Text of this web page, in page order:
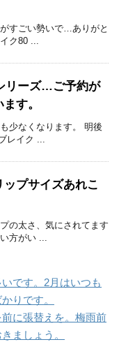
すごい勢いで…ありがと
ク80 ...
リーズ…ご予約が
す。
少なくなります。 明後
レイク ...
プサイズあれこ
の太さ、気にされてます
方がい ...
です。2月はいつも
りです。
前に張替えを。梅雨前
ましょう。